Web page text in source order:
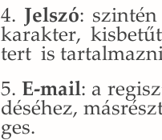
4. Jel­szó:
ka­rak­ter,
tert is
5. E-mail: a
dé­sé­hez,
ges.